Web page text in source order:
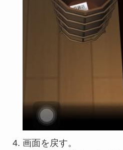
画面を戻す。